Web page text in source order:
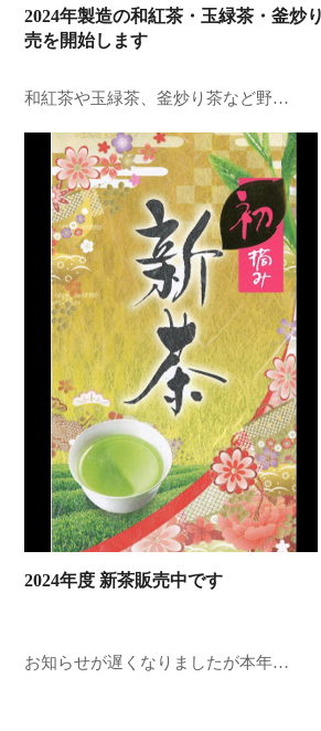
2024年製造の和紅茶・玉緑茶・釜炒
売を開始します
和紅茶や玉緑茶、釜炒り茶など野…
2024年度 新茶販売中です
お知らせが遅くなりましたが本年…